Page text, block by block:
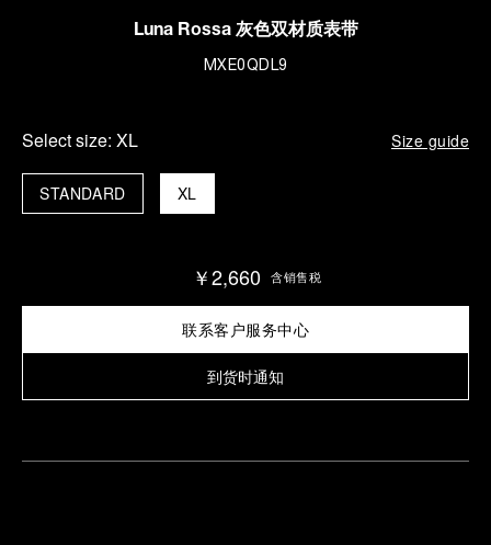
Luna Rossa 灰色双材质表带
MXE0QDL9
Select size: XL Size guide
XL
STANDARD
￥2,660 含销售税
联系客户服务中心
到货时通知